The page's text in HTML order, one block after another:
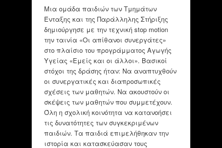
Μια ομάδα παιδιών των Τμημάτων
Ένταξης και της Παράλληλης Στήριξης
δημιούργησε με την τεχνική stop motion
την ταινία «Οι απίθανοι συνεργάτες»
στο πλαίσιο του προγράμματος Αγωγής
Υγείας «Εμείς και οι άλλοι». Βασικοί
στόχοι της δράσης ήταν: Να αναπτυχθούν
οι συνεργατικές και διαπροσωπικές
σχέσεις των μαθητών. Να ακουστούν οι
σκέψεις των μαθητών που συμμετέχουν.
Όλη η σχολική κοινότητα να κατανοήσει
τις δυνατότητες των συγκεκριμένων
παιδιών. Τα παιδιά επιμελήθηκαν την
ιστορία και κατασκεύασαν τους